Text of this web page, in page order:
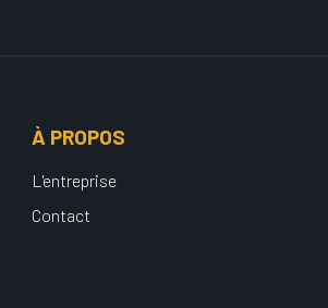
À PROPOS
L'entreprise
Contact